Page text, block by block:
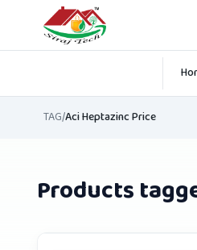
Skip to main content
TAG/Aci Heptazinc Price
Products